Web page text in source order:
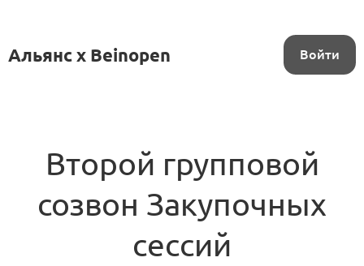
Альянс x Beinopen Войти
Второй групповой
созвон Закупочных
сессий